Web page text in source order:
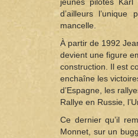
d’ailleurs
mancelle.
À partir de 1992
devient une figure
construction. Il est
enchaîne les
d’Espagne, les
Rallye en Russie,
Ce dernier qu’il
Monnet, sur un